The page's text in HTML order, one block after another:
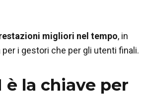
migliori nel tempo, in
i gestori che per gli utenti finali.
è la chiave per